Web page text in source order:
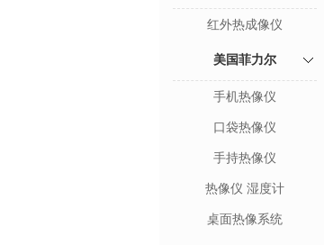
红外热成像仪
美国菲力尔
手机热像仪
口袋热像仪
手持热像仪
热像仪 湿度计
桌面热像系统